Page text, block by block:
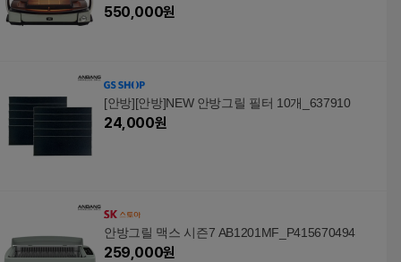
550,000원
[안방][안방]NEW 안방그릴 필터 10개_637910
24,000원
안방그릴 맥스 시즌7 AB1201MF_P415670494
259,000원